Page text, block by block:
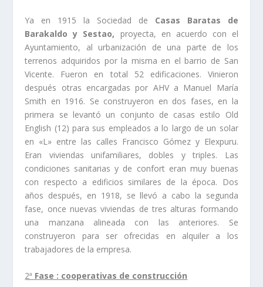
Ya en 1915 la Sociedad de Casas Baratas de
Barakaldo y Sestao, proyecta, en acuerdo con el
Ayuntamiento, al urbanización de una parte de los
terrenos adquiridos por la misma en el barrio de San
Vicente. Fueron en total 52 edificaciones. Vinieron
después otras encargadas por AHV a Manuel Marí­a
Smith en 1916. Se construyeron en dos fases, en la
primera se levantó un conjunto de casas estilo Old
English (12) para sus empleados a lo largo de un solar
en «L» entre las calles Francisco Gómez y Elexpuru.
Eran viviendas unifamiliares, dobles y triples. Las
condiciones sanitarias y de confort eran muy buenas
con respecto a edificios similares de la época. Dos
años después, en 1918, se llevó a cabo la segunda
fase, once nuevas viviendas de tres alturas formando
una manzana alineada con las anteriores. Se
construyeron para ser ofrecidas en alquiler a los
trabajadores de la empresa.
2ª Fase : cooperativas de construcción